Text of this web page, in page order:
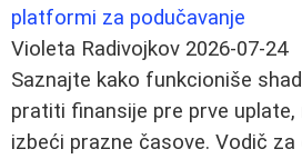
platformi za podučavanje
Violeta Radivojkov 2026-07-24
Saznajte kako funkcioniše
pratiti finansije pre prve
izbeći prazne časove. Vodič za